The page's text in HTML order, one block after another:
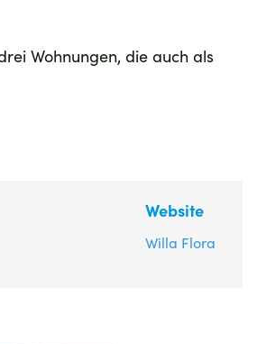
Wohnungen, die auch als
Website
Willa Flora